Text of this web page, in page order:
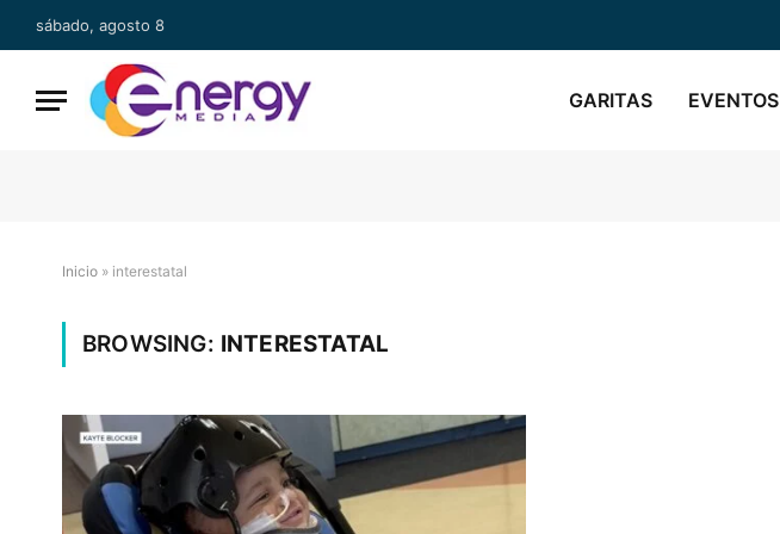
sábado, agosto 8
GARITAS EVENTOS
Inicio » interestatal
BROWSING: INTERESTATAL